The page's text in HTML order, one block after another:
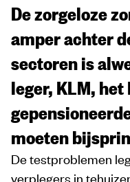
De zorgeloze
amper achter
sectoren is
leger, KLM,
moeten
De testproblemen
verplegers in